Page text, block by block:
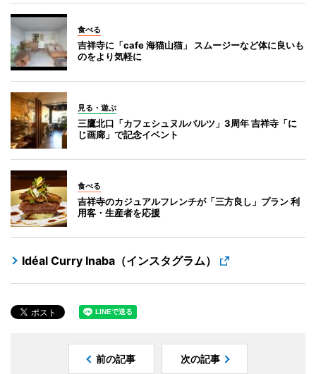
食べる
吉祥寺に「cafe 海猫山猫」 スムージーなど体に良いも
のをより気軽に
見る・遊ぶ
三鷹北口「カフェシュヌルバルツ」3周年 吉祥寺「に
じ画廊」で記念イベント
食べる
吉祥寺のカジュアルフレンチが「三方良し」プラン 利
用客・生産者を応援
Idéal Curry Inaba（インスタグラム）
前の記事 次の記事